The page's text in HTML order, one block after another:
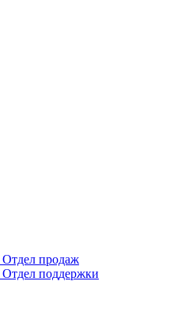
Отдел продаж
Отдел поддержки